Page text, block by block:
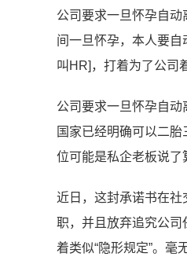
公司要求一旦怀孕自
间一旦怀孕，本人要自
叫HR]，打着为了公司
公司要求一旦怀孕自
国家已经明确可以二
位可能是私企老板说
近日，这封承诺书在
职，并且放弃追究公
着类似“隐形规定”。毫